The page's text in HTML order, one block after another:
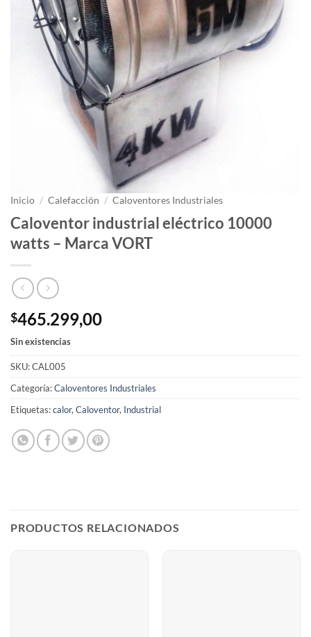
Inicio / Calefacción / Caloventores Industriales
Caloventor industrial eléctrico 10000
watts – Marca VORT
$465.299,00
Sin existencias
SKU:CAL005
Categoría:Caloventores Industriales
Etiquetas:calor,Caloventor, Industrial
PRODUCTOS RELACIONADOS